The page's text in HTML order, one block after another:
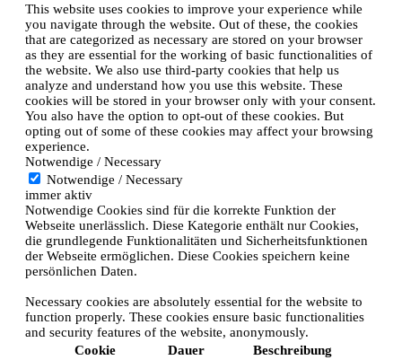
This website uses cookies to improve your experience while
you navigate through the website. Out of these, the cookies
that are categorized as necessary are stored on your browser
as they are essential for the working of basic functionalities of
the website. We also use third-party cookies that help us
analyze and understand how you use this website. These
cookies will be stored in your browser only with your consent.
You also have the option to opt-out of these cookies. But
opting out of some of these cookies may affect your browsing
experience.
Notwendige / Necessary
Notwendige / Necessary
immer aktiv
Notwendige Cookies sind für die korrekte Funktion der
Webseite unerlässlich. Diese Kategorie enthält nur Cookies,
die grundlegende Funktionalitäten und Sicherheitsfunktionen
der Webseite ermöglichen. Diese Cookies speichern keine
persönlichen Daten.
Necessary cookies are absolutely essential for the website to
function properly. These cookies ensure basic functionalities
and security features of the website, anonymously.
Cookie
Dauer Beschreibung